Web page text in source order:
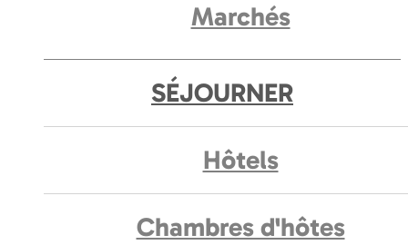
Marchés
SÉJOURNER
Hôtels
Chambres d'hôtes